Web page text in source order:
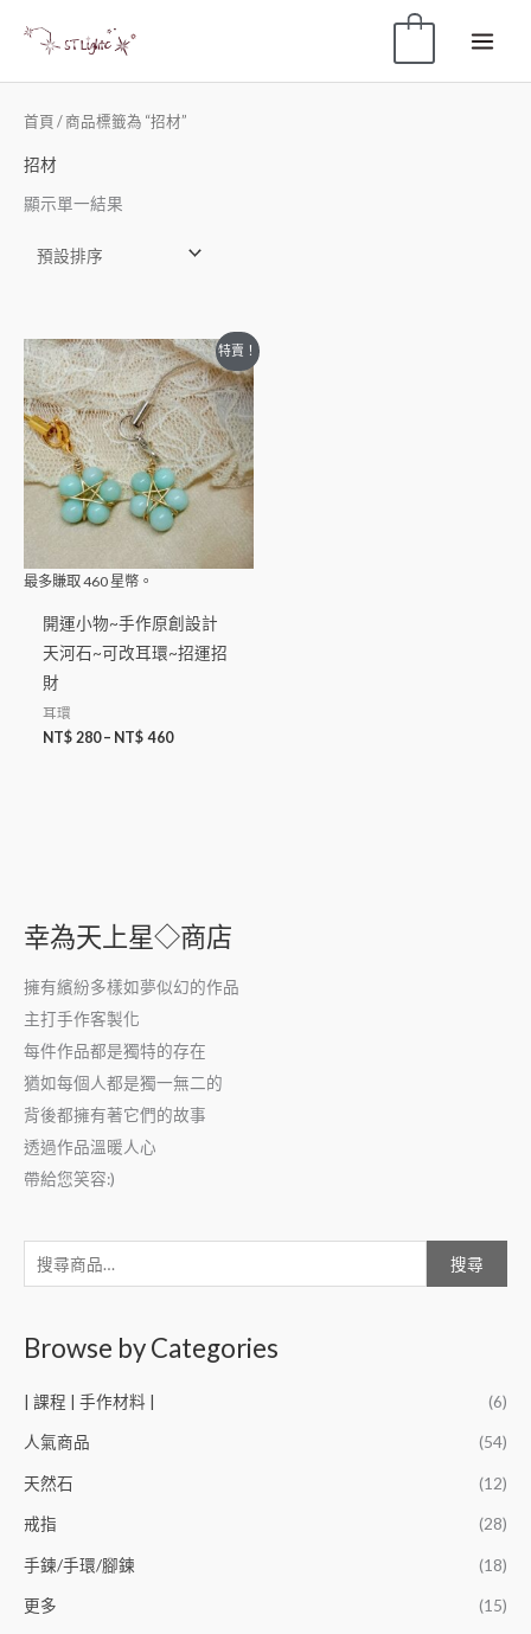
幸為天上星◇商店
擁有繽紛多樣如夢似幻的作品
主打手作客製化
每件作品都是獨特的存在
猶如每個人都是獨一無二的
背後都擁有著它們的故事
透過作品溫暖人心
帶給您笑容:)
搜尋
Browse by Categories
| 課程 | 手作材料 | (6)
人氣商品 (54)
天然石 (12)
戒指 (28)
手鍊/手環/腳鍊 (18)
更多 (15)
首頁 / 商品標籤為 “招材”
招材
顯示單一結果
特賣！
最多賺取460 星幣。
開運小物~手作原創設計
天河石~可改耳環~招運招
財
耳環
NT$ 280– NT$ 460